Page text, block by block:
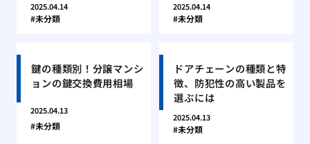
2025.04.14
未分類
2025.04.14
未分類
鍵の種類別！分譲マンシ
ョンの鍵交換費用相場
2025.04.13
未分類
ドアチェーンの種類と特
徴、防犯性の高い製品を
選ぶには
2025.04.13
未分類